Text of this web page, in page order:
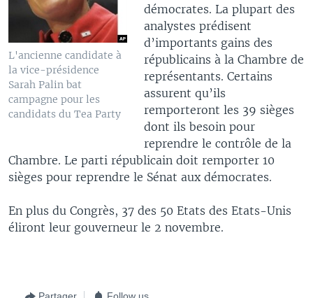
L'ancienne candidate à
la vice-présidence
Sarah Palin bat
campagne pour les
candidats du Tea Party
démocrates. La plupart des
analystes prédisent
d’importants gains des
républicains à la Chambre de
représentants. Certains
assurent qu’ils
remporteront les 39 sièges
dont ils besoin pour
reprendre le contrôle de la
Chambre. Le parti républicain doit remporter 10
sièges pour reprendre le Sénat aux démocrates.
En plus du Congrès, 37 des 50 Etats des Etats-Unis
éliront leur gouverneur le 2 novembre.